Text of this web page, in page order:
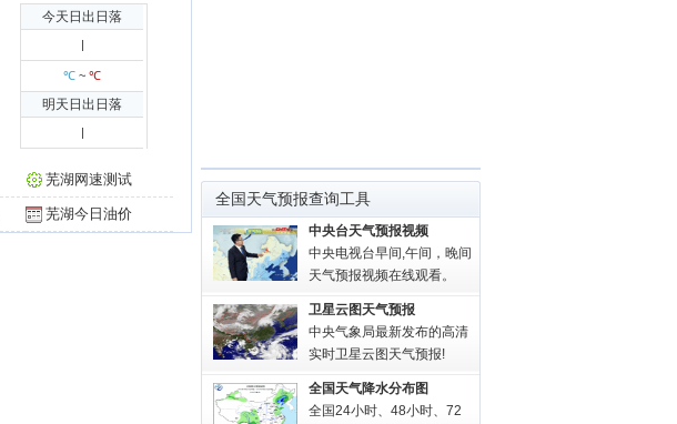
今天日出日落
|
℃ ~ ℃
明天日出日落
|
芜湖网速测试
芜湖今日油价
全国天气预报查询工具
中央台天气预报视频
中央电视台早间,午间，晚间
天气预报视频在线观看。
卫星云图天气预报
中央气象局最新发布的高清
实时卫星云图天气预报!
全国天气降水分布图
全国24小时、48小时、72